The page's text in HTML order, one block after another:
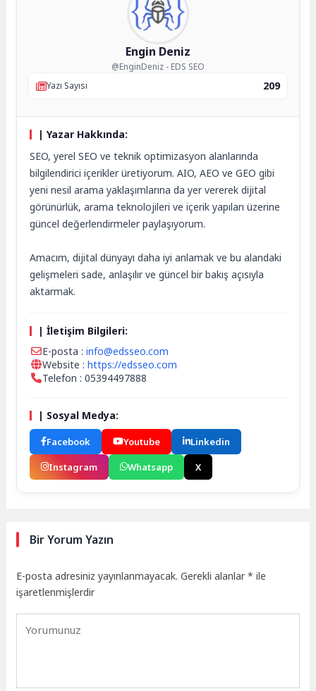
Engin Deniz
@EnginDeniz - EDS SEO
Yazı Sayısı
209
| Yazar Hakkında:
SEO, yerel SEO ve teknik optimizasyon alanlarında
bilgilendirici içerikler üretiyorum. AIO, AEO ve GEO gibi
yeni nesil arama yaklaşımlarına da yer vererek dijital
görünürlük, arama teknolojileri ve içerik yapıları üzerine
güncel değerlendirmeler paylaşıyorum.
Amacım, dijital dünyayı daha iyi anlamak ve bu alandaki
gelişmeleri sade, anlaşılır ve güncel bir bakış açısıyla
aktarmak.
| İletişim Bilgileri:
E-posta :info@edsseo.com
Website :https://edsseo.com
Telefon : 05394497888
| Sosyal Medya:
Facebook Youtube
Linkedin
Instagram
Whatsapp X
Bir Yorum Yazın
E-posta adresiniz yayınlanmayacak. Gerekli alanlar* ile
işaretlenmişlerdir